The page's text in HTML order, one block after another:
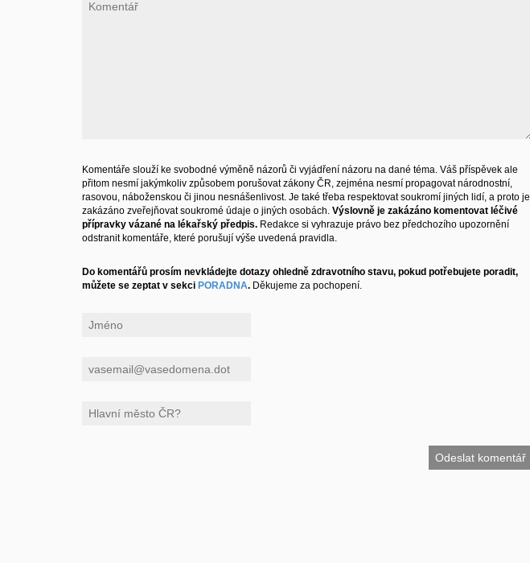
Komentáře slouží ke svobodné výměně názorů či vyjádření názoru na dané téma. Váš příspěvek ale
přitom nesmí jakýmkoliv způsobem porušovat zákony ČR, zejména nesmí propagovat národnostní,
rasovou, náboženskou či jinou nesnášenlivost. Je také třeba respektovat soukromí jiných lidí, a proto je
zakázáno zveřejňovat soukromé údaje o jiných osobách. Výslovně je zakázáno komentovat léčivé
přípravky vázané na lékařský předpis. Redakce si vyhrazuje právo bez předchozího upozornění
odstranit komentáře, které porušují výše uvedená pravidla.
Do komentářů prosím nevkládejte dotazy ohledně zdravotního stavu, pokud potřebujete poradit,
můžete se zeptat v sekci PORADNA. Děkujeme za pochopení.